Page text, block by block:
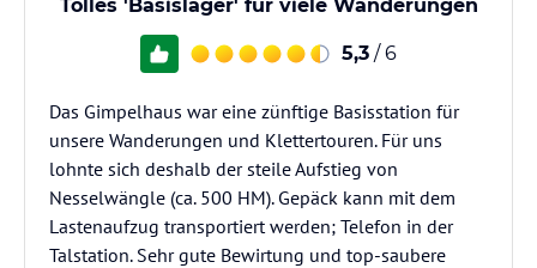
Tolles 'Basislager' für viele Wanderungen
5,3 / 6
Das Gimpelhaus war eine zünftige Basisstation für
unsere Wanderungen und Klettertouren. Für uns
lohnte sich deshalb der steile Aufstieg von
Nesselwängle (ca. 500 HM). Gepäck kann mit dem
Lastenaufzug transportiert werden; Telefon in der
Talstation. Sehr gute Bewirtung und top-saubere